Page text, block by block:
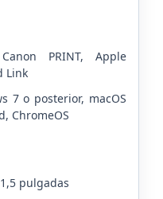
PRINT, Apple
Link
7 o posterior, macOS
ChromeOS
pulgadas